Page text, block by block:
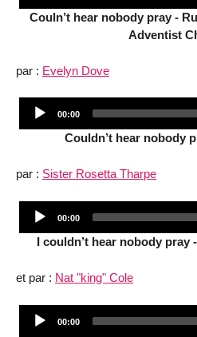
Couln’t hear nobody pray -
Adventist
par : Evelyn Dove
Current
00:00
Couldn’t hear nobody
par : Sister Rosetta Tharpe
Current
00:00
I couldn’t hear nobody pray
et par : Nat "king" Cole
Current
00:00